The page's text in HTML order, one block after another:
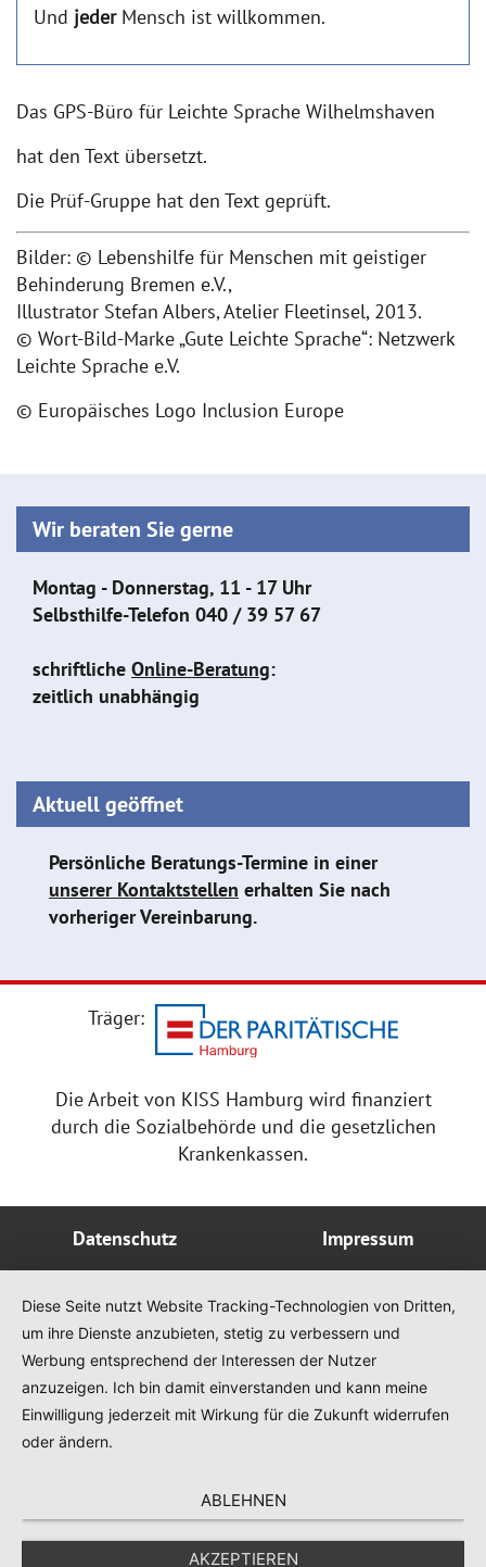
Und jeder Mensch ist willkommen.
Das GPS-Büro für Leichte Sprache Wilhelmshaven
hat den Text übersetzt.
Die Prüf-Gruppe hat den Text geprüft.
Bilder: © Lebenshilfe für Menschen mit geistiger
Behinderung Bremen e.V.,
Illustrator Stefan Albers, Atelier Fleetinsel, 2013.
© Wort-Bild-Marke „Gute Leichte Sprache“: Netzwerk
Leichte Sprache e.V.
© Europäisches Logo Inclusion Europe
Wir beraten Sie gerne
Montag - Donnerstag, 11 - 17 Uhr
Selbsthilfe-Telefon 040 / 39 57 67
schriftliche Online-Beratung:
zeitlich unabhängig
Aktuell geöffnet
Persönliche Beratungs-Termine in einer
unserer Kontaktstellen erhalten Sie nach
vorheriger Vereinbarung.
Träger:
Die Arbeit von KISS Hamburg wird finanziert
durch die Sozialbehörde und die gesetzlichen
Krankenkassen.
Datenschutz Impressum
Diese Seite nutzt Website Tracking-Technologien von Dritten,
um ihre Dienste anzubieten, stetig zu verbessern und
Werbung entsprechend der Interessen der Nutzer
anzuzeigen. Ich bin damit einverstanden und kann meine
Einwilligung jederzeit mit Wirkung für die Zukunft widerrufen
oder ändern.
ABLEHNEN
AKZEPTIEREN